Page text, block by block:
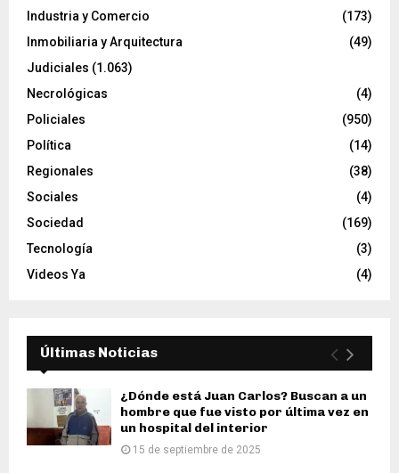
Industria y Comercio
(173)
Inmobiliaria y Arquitectura
(49)
Judiciales (1.063)
Necrológicas
(4)
Policiales
(950)
Política
(14)
Regionales
(38)
Sociales
(4)
Sociedad
(169)
Tecnología
(3)
Videos Ya
(4)
Últimas Noticias
¿Dónde está Juan Carlos? Buscan a un
hombre que fue visto por última vez en
un hospital del interior
15 de septiembre de 2025